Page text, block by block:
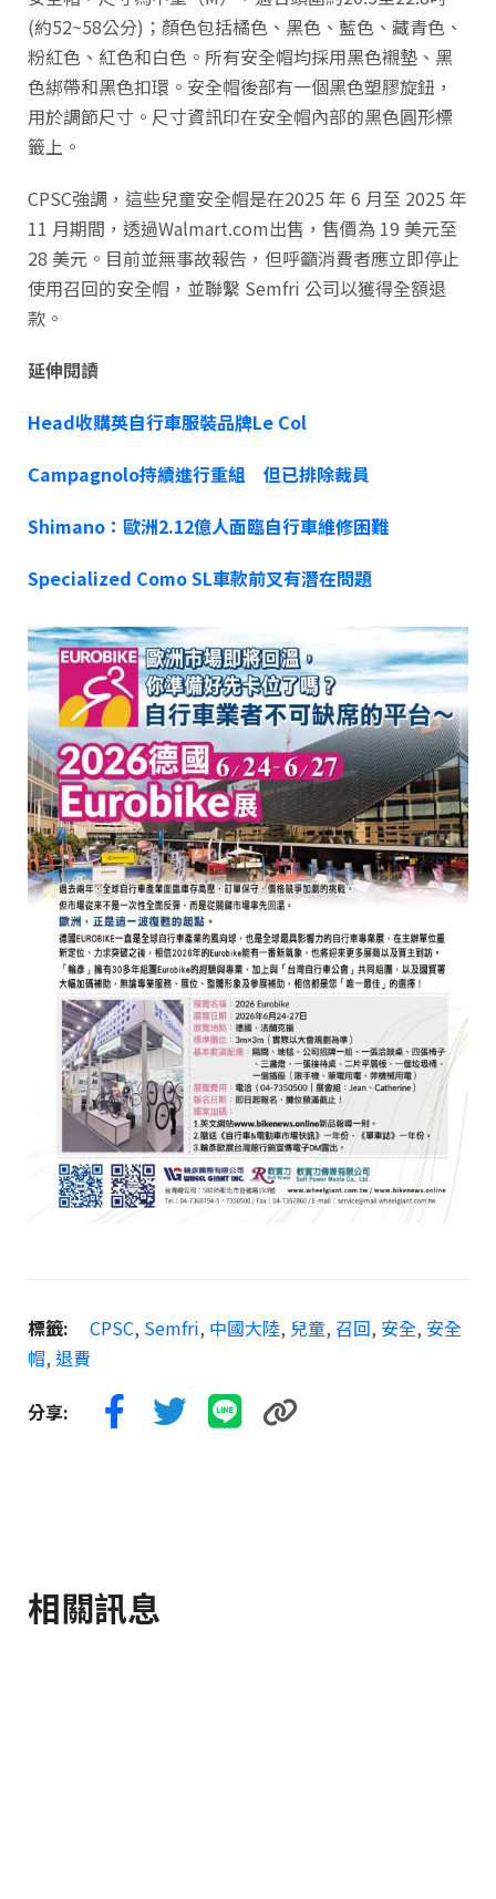
(約52~58公分)；顏色包括橘色、黑色、藍色、藏青色、
粉紅色、紅色和白色。所有安全帽均採用黑色襯墊、黑
色綁帶和黑色扣環。安全帽後部有一個黑色塑膠旋鈕，
用於調節尺寸。尺寸資訊印在安全帽內部的黑色圓形標
籤上。
CPSC強調，這些兒童安全帽是在2025 年 6 月至 2025 年
11 月期間，透過Walmart.com出售，售價為 19 美元至
28 美元。目前並無事故報告，但呼籲消費者應立即停止
使用召回的安全帽，並聯繫 Semfri 公司以獲得全額退
款。
延伸閱讀
Head收購英自行車服裝品牌Le Col
Campagnolo持續進行重組 但已排除裁員
Shimano：歐洲2.12億人面臨自行車維修困難
Specialized Como SL車款前叉有潛在問題
標籤: CPSC, Semfri, 中國大陸, 兒童, 召回, 安全, 安全
帽, 退費
分享:
相關訊息